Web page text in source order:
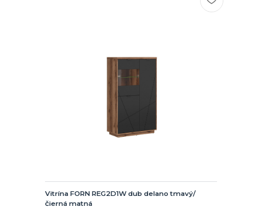
Vitrína FORN REG2D1W dub delano tmavý/
čierná matná